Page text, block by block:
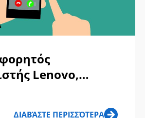
Lenovo,
Dell Αγορά στο
ΔΙΑΒΆΣΤΕ ΠΕΡΙΣΣΌΤΕΡΑ